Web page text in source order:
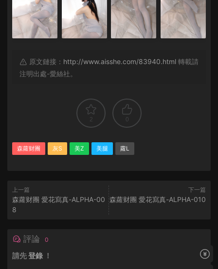
原文鏈接： http://www.aisshe.com/83940.html 轉載請
注明出處-愛絲社。
2 0
森蘿财團 灰S 美Z 美腿 蘿L
上一篇
森蘿财團 愛花寫真-ALPHA-00
8
下一篇
森蘿财團 愛花寫真-ALPHA-010
評論 0
請先登錄 ！